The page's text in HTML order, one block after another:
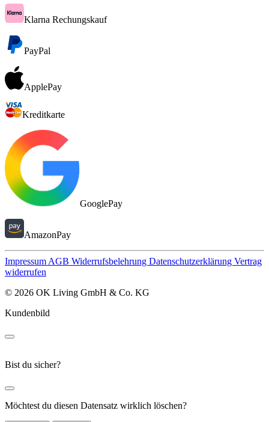
Klarna Rechungskauf
PayPal
ApplePay
Kreditkarte
GooglePay
AmazonPay
ImpressumAGB Widerrufsbelehrung Datenschutzerklärung Vertrag
widerrufen
© 2026 OK Living GmbH & Co. KG
Kundenbild
Bist du sicher?
Möchtest du diesen Datensatz wirklich löschen?